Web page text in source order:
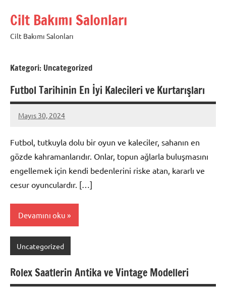
geçCilt Bakımı Salonları
Cilt Bakımı Salonları
Kategori: Uncategorized
Futbol Tarihinin En İyi Kalecileri ve Kurtarışları
Mayıs 30, 2024
admin
Futbol, tutkuyla dolu bir oyun ve kaleciler, sahanın en
gözde kahramanlarıdır. Onlar, topun ağlarla buluşmasını
engellemek için kendi bedenlerini riske atan, kararlı ve
cesur oyunculardır. […]
Devamını oku
Uncategorized
Rolex Saatlerin Antika ve Vintage Modelleri